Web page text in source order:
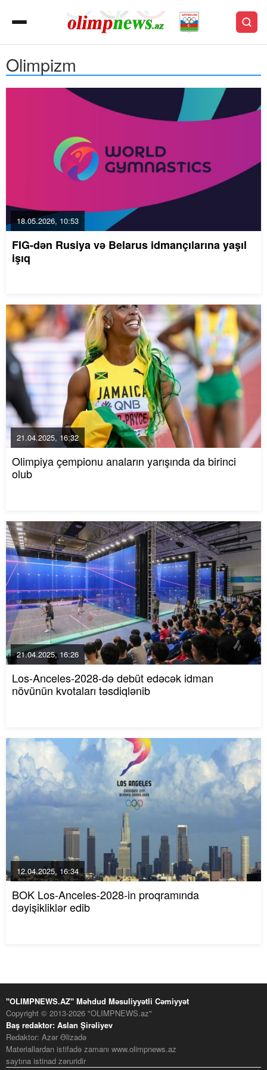
Olimpizm
18.05.2026, 10:53
FIG-dən Rusiya və Belarus idmançılarına yaşıl
işıq
21.04.2025, 16:32
Olimpiya çempionu anaların yarışında da birinci
olub
21.04.2025, 16:26
Los-Anceles-2028-də debüt edəcək idman
növünün kvotaları təsdiqlənib
12.04.2025, 16:34
BOK Los-Anceles-2028-in proqramında
dəyişikliklər edib
"OLIMPNEWS.AZ" Məhdud Məsuliyyətli Cəmiyyət
Copyright © 2013-2026 "OLIMPNEWS.az"
Baş redaktor: Aslan Şirəliyev
Redaktor: Azər Əlizadə
Materiallardan istifadə zamanı www.olimpnews.az
saytına istinad zəruridir